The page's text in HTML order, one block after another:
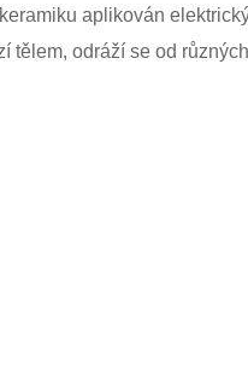
aplikován
tělem, odráží se od